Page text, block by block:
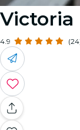
Victoria
4.9